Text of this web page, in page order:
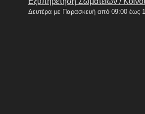
Δευτέρα με Παρασκευή από 09:00 έως